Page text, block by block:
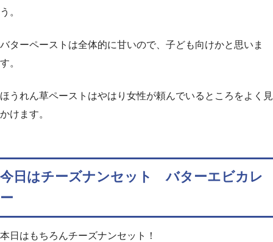
う。
バターペーストは全体的に甘いので、子ども向けかと思いま
す。
ほうれん草ペーストはやはり女性が頼んでいるところをよく見
かけます。
今日はチーズナンセット バターエビカレ
ー
本日はもちろんチーズナンセット！